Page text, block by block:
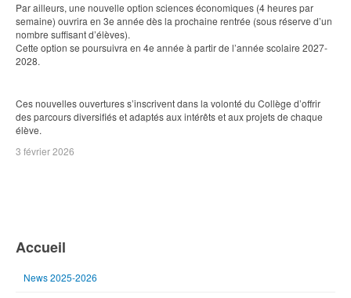
Par ailleurs, une nouvelle option sciences économiques (4 heures par
semaine) ouvrira en 3e année dès la prochaine rentrée (sous réserve d’un
nombre suffisant d’élèves).
Cette option se poursuivra en 4e année à partir de l’année scolaire 2027-
2028.
Ces nouvelles ouvertures s’inscrivent dans la volonté du Collège d’offrir
des parcours diversifiés et adaptés aux intérêts et aux projets de chaque
élève.
3 février 2026
Accueil
News 2025-2026